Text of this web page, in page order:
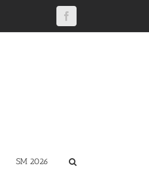
Facebook
SM 2026